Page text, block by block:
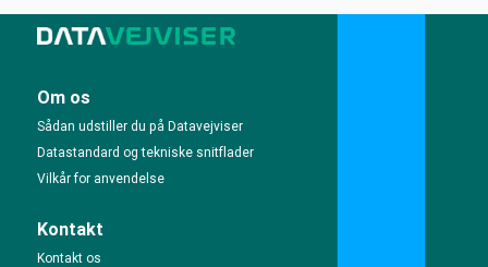
Om os
Sådan udstiller du på Datavejviser
Datastandard og tekniske snitflader
Vilkår for anvendelse
Kontakt
Kontakt os